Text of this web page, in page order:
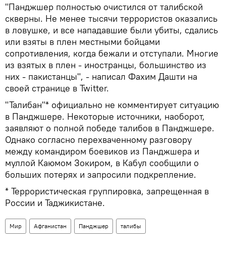
"Панджшер полностью очистился от талибской
скверны. Не менее тысячи террористов оказались
в ловушке, и все нападавшие были убиты, сдались
или взяты в плен местными бойцами
сопротивления, когда бежали и отступали. Многие
из взятых в плен - иностранцы, большинство из
них - пакистанцы", - написал Фахим Дашти на
своей странице в Twitter.
"Талибан"* официально не комментирует ситуацию
в Панджшере. Некоторые источники, наоборот,
заявляют о полной победе талибов в Панджшере.
Однако согласно перехваченному разговору
между командиром боевиков из Панджшера и
муллой Каюмом Зокиром, в Кабул сообщили о
больших потерях и запросили подкрепление.
* Террористическая группировка, запрещенная в
России и Таджикистане.
Мир Афганистан Панджшер талибы